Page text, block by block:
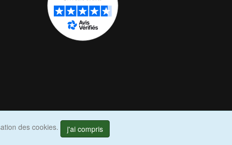
des cookies.
j'ai compris